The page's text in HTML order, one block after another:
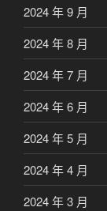
2024 年 9 月
2024 年 8 月
2024 年 7 月
2024 年 6 月
2024 年 5 月
2024 年 4 月
2024 年 3 月